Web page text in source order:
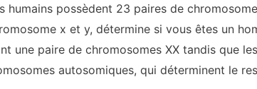
humains possèdent 23 paires de
x et y, détermine si vous êtes un
une paire de chromosomes XX tandis que
autosomiques, qui déterminent le